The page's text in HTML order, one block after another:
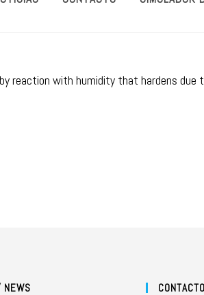
reaction with humidity that hardens due
NEWS CONTACTO